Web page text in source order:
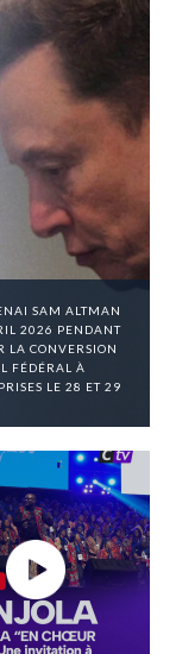
SAM ALTMAN
2026 PENDANT
LA CONVERSION
FÉDÉRAL À
LE 28 ET 29